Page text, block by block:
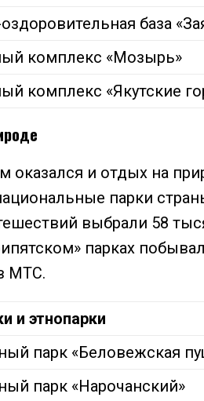
база
комплекс «Мозырь»
комплекс «Якутские
оказался и отдых на
парки
выбрали 58
парках
МТС.
и этнопарки
парк «Беловежская
парк «Нарочанский»